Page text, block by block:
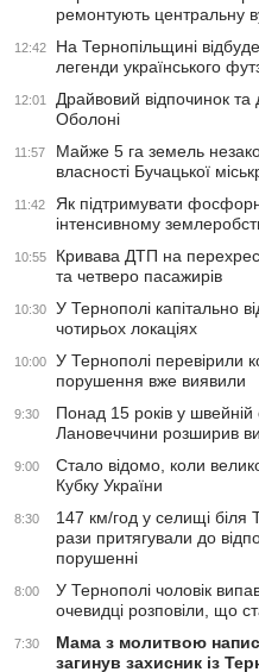
ремонтують центральну
12:42
На Тернопільщині
легенди українського
12:01
Драйвовий відпочинок та
Оболоні
11:57
Майже 5 га земель
власності Бучацької
11:42
Як підтримувати
інтенсивному
10:55
Кривава ДТП на
та четверо пасажирів
10:30
У Тернополі капітально
чотирьох локаціях
10:00
У Тернополі перевірили
порушення вже виявили
9:30
Понад 15 років у швейній
Лановеччини розширив
9:00
Стало відомо, коли
Кубку України
8:30
147 км/год у селищі біля
рази притягували до
порушенні
8:00
У Тернополі чоловік
очевидці розповіли, що
7:30
Мама з молитвою
загинув захисник із